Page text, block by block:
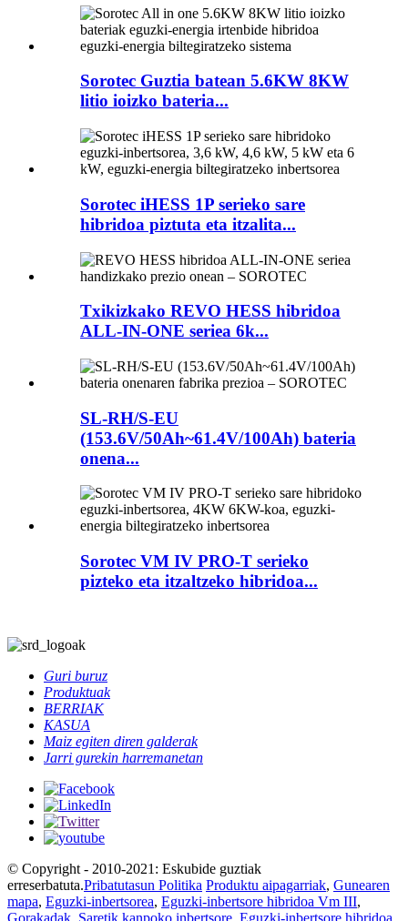
Sorotec Guztia batean 5.6KW 8KW
litio ioizko bateria...
Sorotec iHESS 1P serieko sare
hibridoa piztuta eta itzalita...
Txikizkako REVO HESS hibridoa
ALL-IN-ONE seriea 6k...
SL-RH/S-EU
(153.6V/50Ah~61.4V/100Ah) bateria
onena...
Sorotec VM IV PRO-T serieko
pizteko eta itzaltzeko hibridoa...
Guri buruz
Produktuak
BERRIAK
KASUA
Maiz egiten diren galderak
Jarri gurekin harremanetan
© Copyright - 2010-2021: Eskubide guztiak
erreserbatuta.Pribatutasun Politika Produktu aipagarriak, Gunearen
mapa, Eguzki-inbertsorea, Eguzki-inbertsore hibridoa Vm III,